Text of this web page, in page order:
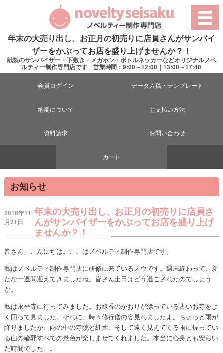
年末の大売り出し、お正月の初売りに店員さんがサンバイ
ザーをかぶってお店を盛り上げませんか？！
紙製のサンバイザー・下敷き・メガホン・ボトルネッカーなどオリジナルノベ
ルティー制作専門店です 営業時間：9:00～12:00｜13:00～17:40
会員ログイン データ入稿・テンプレート
納期について お支払い方法
資料請求 お問い合わせ
カート
お知らせ
年末の大売り出し、お正月の初売りに店員さ
んがサンバイザーをかぶってお店を盛り上げ
ませんか？！
2016年11
月21日
皆さん、こんにちは。ここはノベルティ制作専門店です。
私はノベルティ制作専門店に研修に来ているスウです。週末終わって、新
たな一週間迎えてきましたね。皆さん土日はどう過ごされたのでしょう
か。
私は永平寺に行ってみました。お線香のかおりが漂っている古いお寺をよ
く回って見ました。それに、時々修行僧の姿見れましたよ。ちょっと雨が
降りましたが、雨の中の寺院と紅葉、そして遠く見えてくる雨に煙ってい
る山の輪郭すべての景色が楽しませてくれました。本当に心身とも安らい
だ時間でした。。